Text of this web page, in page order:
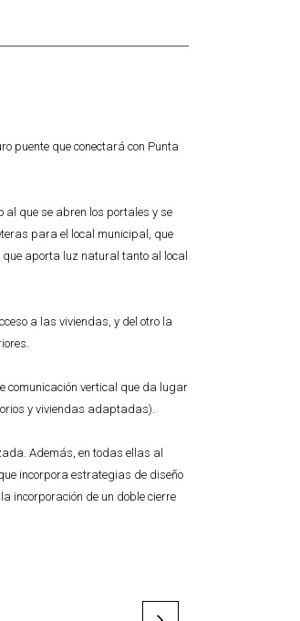
puente que conectará con Punta
al que se abren los portales y se
para el local municipal, que
aporta luz natural tanto al local
a las viviendas, y del otro la
comunicación vertical que da lugar
y viviendas adaptadas).
Además, en todas ellas al
incorpora estrategias de diseño
incorporación de un doble cierre